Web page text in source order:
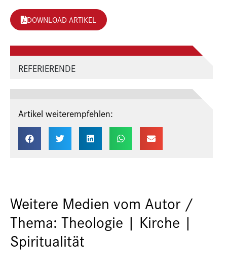
DOWNLOAD ARTIKEL
REFERIERENDE
Artikel weiterempfehlen:
Weitere Medien vom Autor /
Thema: Theologie | Kirche |
Spiritualität